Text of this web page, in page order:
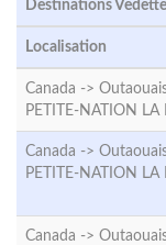
Destinations
Localisation
Canada ->
PETITE-NATION LA
Canada ->
PETITE-NATION LA
Canada ->